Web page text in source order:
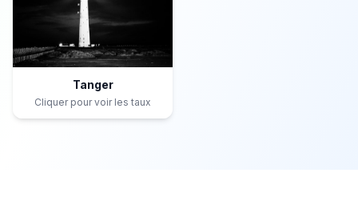
Tanger
Cliquer pour voir les taux